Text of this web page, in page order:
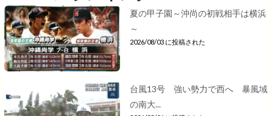
夏の甲子園～沖尚の初戦相手は横浜
～
2026/08/03 に投稿された
台風13号 強い勢力で西へ 暴風域
の南大...